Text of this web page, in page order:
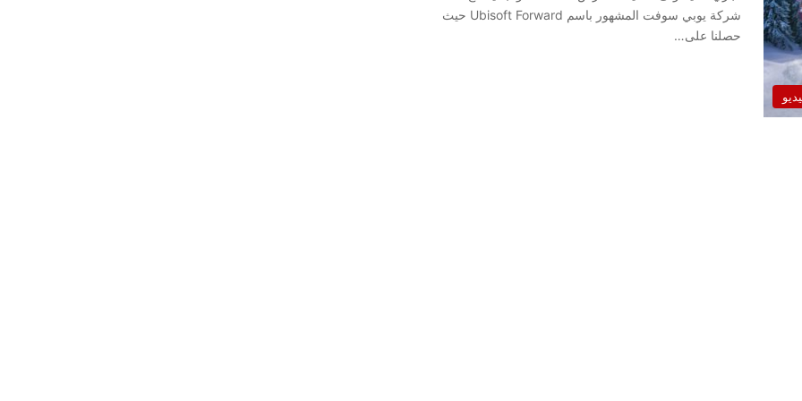
شركة يوبي سوفت المشهور باسم Ubisoft Forward حيث
حصلنا على…